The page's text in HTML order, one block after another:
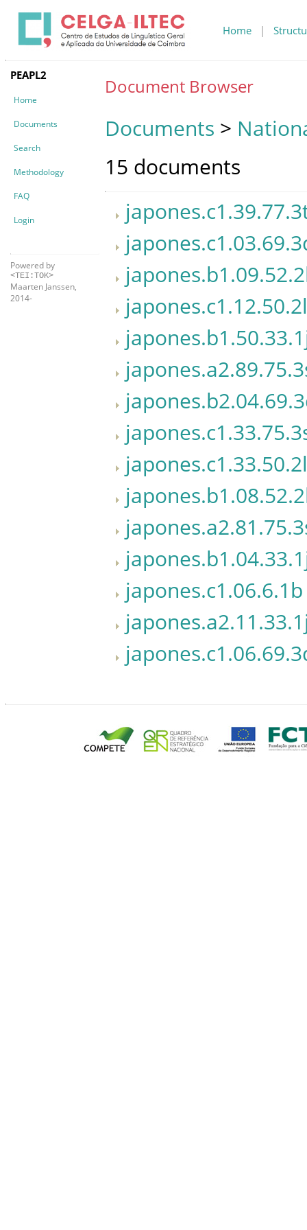
Home |
PEAPL2
Home
Documents
Search
Methodology
FAQ
Login
Powered by
<TEI:TOK>
Maarten Janssen,
2014-
Document Browser
Documents >
15 documents
japones.c1.12.50.2l
japones.c1.33.50.2l
japones.c1.06.6.1b